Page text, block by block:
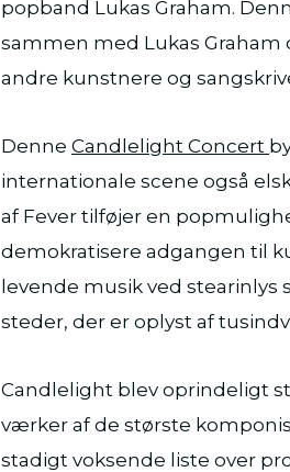
popband Lukas Graham.
sammen med Lukas
andre kunstnere og
Denne Candlelight Concert
internationale scene også
af Fever tilføjer en
demokratisere adgangen til
levende musik ved stearinlys
steder, der er oplyst af
Candlelight blev oprindeligt
værker af de største
stadigt voksende liste over